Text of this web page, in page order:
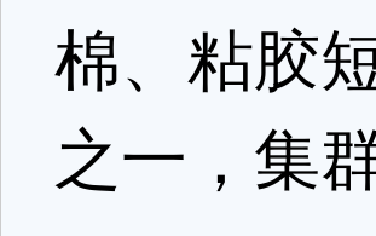
棉、粘胶
之一，集